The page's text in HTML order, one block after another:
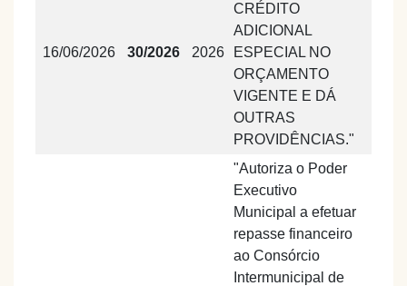
16/06/2026 30/2026 2026
CRÉDITO
ADICIONAL
ESPECIAL NO
ORÇAMENTO
VIGENTE E DÁ
OUTRAS
PROVIDÊNCIAS."
"Autoriza o Poder
Executivo
Municipal a efetuar
repasse financeiro
ao Consórcio
Intermunicipal de